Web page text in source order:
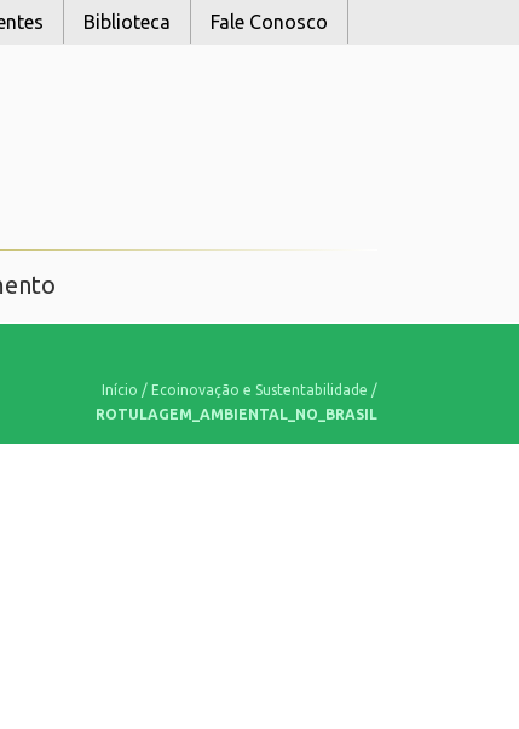
Biblioteca Fale Conosco
Início / Ecoinovação e Sustentabilidade /
ROTULAGEM_AMBIENTAL_NO_BRASIL